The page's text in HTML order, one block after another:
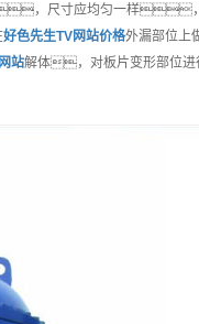
，尺寸应均匀一样，
好色先生TV网站价格外漏部位
站解体，对板片变形部位进